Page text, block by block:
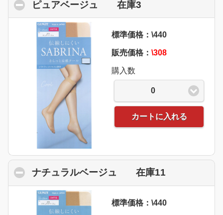
ピュアベージュ 在庫3
標準価格：\440
販売価格： \308
購入数
0
カートに入れる
ナチュラルベージュ 在庫11
標準価格：\440